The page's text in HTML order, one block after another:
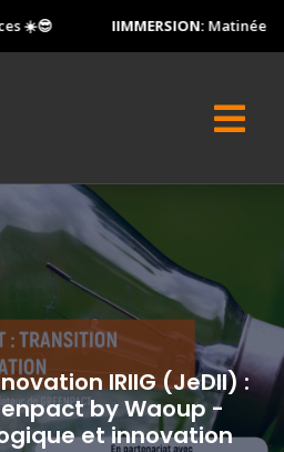
☀️😎 IIMMERSION:Matinée
IRIIG (JeDII) :
by Waoup -
et innovation